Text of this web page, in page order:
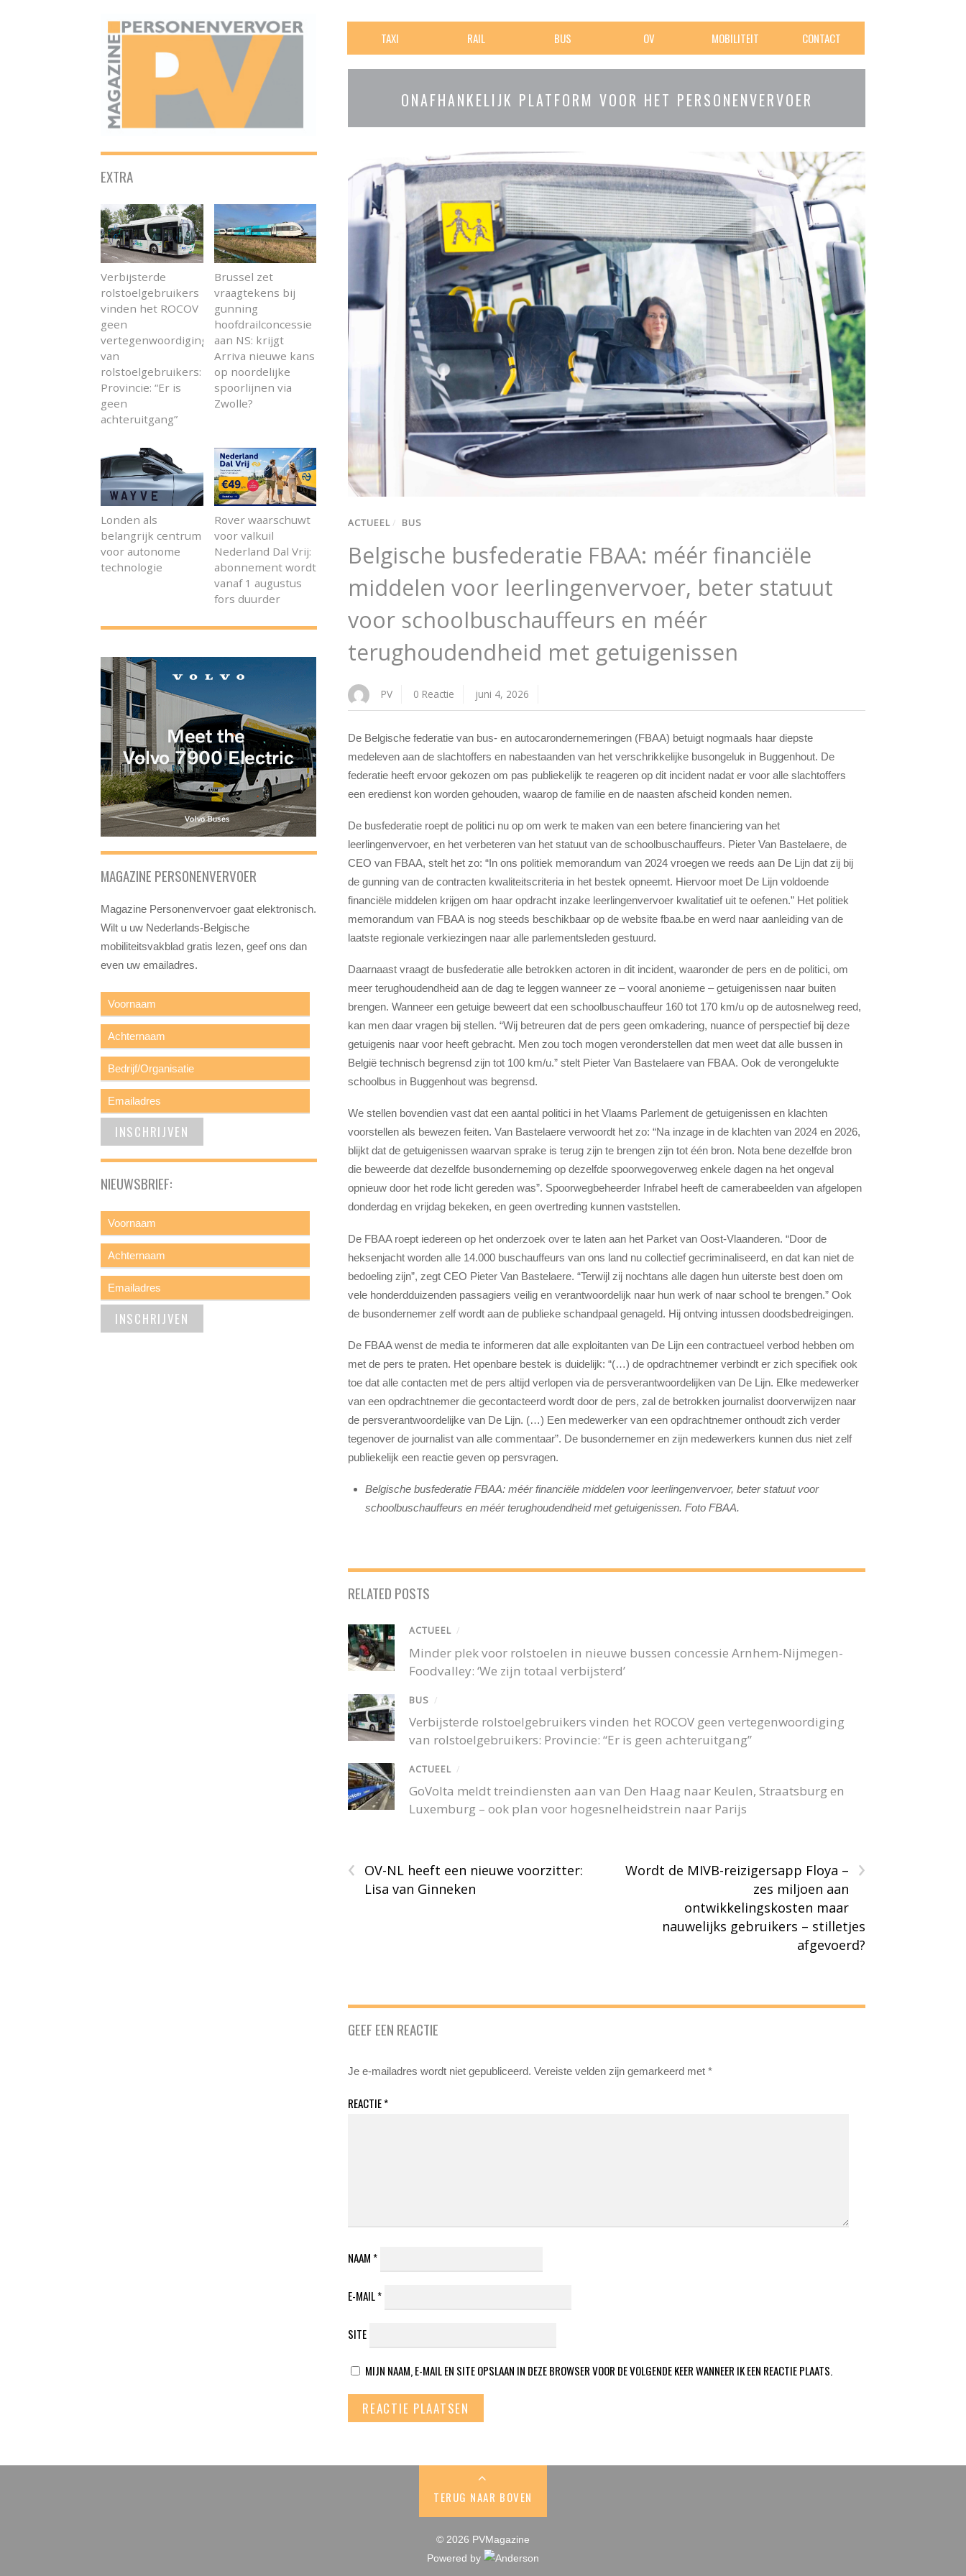
TAXI RAIL BUS OV MOBILITEIT CONTACT
ONAFHANKELIJK PLATFORM VOOR HET PERSONENVERVOER
ACTUEEL/ BUS
Belgische busfederatie FBAA: méér financiële
middelen voor leerlingenvervoer, beter statuut
voor schoolbuschauffeurs en méér
terughoudendheid met getuigenissen
PV 0 Reactie juni 4, 2026
De Belgische federatie van bus- en autocarondernemeringen (FBAA) betuigt nogmaals haar diepste
medeleven aan de slachtoffers en nabestaanden van het verschrikkelijke busongeluk in Buggenhout. De
federatie heeft ervoor gekozen om pas publiekelijk te reageren op dit incident nadat er voor alle slachtoffers
een eredienst kon worden gehouden, waarop de familie en de naasten afscheid konden nemen.
De busfederatie roept de politici nu op om werk te maken van een betere financiering van het
leerlingenvervoer, en het verbeteren van het statuut van de schoolbuschauffeurs. Pieter Van Bastelaere, de
CEO van FBAA, stelt het zo: “In ons politiek memorandum van 2024 vroegen we reeds aan De Lijn dat zij bij
de gunning van de contracten kwaliteitscriteria in het bestek opneemt. Hiervoor moet De Lijn voldoende
financiële middelen krijgen om haar opdracht inzake leerlingenvervoer kwalitatief uit te oefenen.” Het politiek
memorandum van FBAA is nog steeds beschikbaar op de website fbaa.be en werd naar aanleiding van de
laatste regionale verkiezingen naar alle parlementsleden gestuurd.
Daarnaast vraagt de busfederatie alle betrokken actoren in dit incident, waaronder de pers en de politici, om
meer terughoudendheid aan de dag te leggen wanneer ze – vooral anonieme – getuigenissen naar buiten
brengen. Wanneer een getuige beweert dat een schoolbuschauffeur 160 tot 170 km/u op de autosnelweg reed,
kan men daar vragen bij stellen. “Wij betreuren dat de pers geen omkadering, nuance of perspectief bij deze
getuigenis naar voor heeft gebracht. Men zou toch mogen veronderstellen dat men weet dat alle bussen in
België technisch begrensd zijn tot 100 km/u.” stelt Pieter Van Bastelaere van FBAA. Ook de verongelukte
schoolbus in Buggenhout was begrensd.
We stellen bovendien vast dat een aantal politici in het Vlaams Parlement de getuigenissen en klachten
voorstellen als bewezen feiten. Van Bastelaere verwoordt het zo: “Na inzage in de klachten van 2024 en 2026,
blijkt dat de getuigenissen waarvan sprake is terug zijn te brengen zijn tot één bron. Nota bene dezelfde bron
die beweerde dat dezelfde busonderneming op dezelfde spoorwegoverweg enkele dagen na het ongeval
opnieuw door het rode licht gereden was”. Spoorwegbeheerder Infrabel heeft de camerabeelden van afgelopen
donderdag en vrijdag bekeken, en geen overtreding kunnen vaststellen.
De FBAA roept iedereen op het onderzoek over te laten aan het Parket van Oost-Vlaanderen. “Door de
heksenjacht worden alle 14.000 buschauffeurs van ons land nu collectief gecriminaliseerd, en dat kan niet de
bedoeling zijn”, zegt CEO Pieter Van Bastelaere. “Terwijl zij nochtans alle dagen hun uiterste best doen om
vele honderdduizenden passagiers veilig en verantwoordelijk naar hun werk of naar school te brengen.” Ook
de busondernemer zelf wordt aan de publieke schandpaal genageld. Hij ontving intussen doodsbedreigingen.
De FBAA wenst de media te informeren dat alle exploitanten van De Lijn een contractueel verbod hebben om
met de pers te praten. Het openbare bestek is duidelijk: “(…) de opdrachtnemer verbindt er zich specifiek ook
toe dat alle contacten met de pers altijd verlopen via de persverantwoordelijken van De Lijn. Elke medewerker
van een opdrachtnemer die gecontacteerd wordt door de pers, zal de betrokken journalist doorverwijzen naar
de persverantwoordelijke van De Lijn. (…) Een medewerker van een opdrachtnemer onthoudt zich verder
tegenover de journalist van alle commentaar”. De busondernemer en zijn medewerkers kunnen dus niet zelf
publiekelijk een reactie geven op persvragen.
Belgische busfederatie FBAA: méér financiële middelen voor leerlingenvervoer, beter statuut voor
schoolbuschauffeurs en méér terughoudendheid met getuigenissen. Foto FBAA.
RELATED POSTS
ACTUEEL /
Minder plek voor rolstoelen in nieuwe bussen concessie Arnhem-Nijmegen-
Foodvalley: ‘We zijn totaal verbijsterd’
BUS /
Verbijsterde rolstoelgebruikers vinden het ROCOV geen vertegenwoordiging
van rolstoelgebruikers: Provincie: “Er is geen achteruitgang”
ACTUEEL /
GoVolta meldt treindiensten aan van Den Haag naar Keulen, Straatsburg en
Luxemburg – ook plan voor hogesnelheidstrein naar Parijs
‹
OV-NL heeft een nieuwe voorzitter:
Lisa van Ginneken
›
Wordt de MIVB-reizigersapp Floya –
zes miljoen aan
ontwikkelingskosten maar
nauwelijks gebruikers – stilletjes
afgevoerd?
GEEF EEN REACTIE
Je e-mailadres wordt niet gepubliceerd. Vereiste velden zijn gemarkeerd met*
REACTIE*
NAAM *
E-MAIL*
SITE
MIJN NAAM, E-MAIL EN SITE OPSLAAN IN DEZE BROWSER VOOR DE VOLGENDE KEER WANNEER IK EEN REACTIE PLAATS.
EXTRA
Verbijsterde
rolstoelgebruikers
vinden het ROCOV
geen
vertegenwoordiging
van
rolstoelgebruikers:
Provincie: “Er is
geen
achteruitgang”
Brussel zet
vraagtekens bij
gunning
hoofdrailconcessie
aan NS: krijgt
Arriva nieuwe kans
op noordelijke
spoorlijnen via
Zwolle?
Londen als
belangrijk centrum
voor autonome
technologie
Rover waarschuwt
voor valkuil
Nederland Dal Vrij:
abonnement wordt
vanaf 1 augustus
fors duurder
MAGAZINE PERSONENVERVOER
Magazine Personenvervoer gaat elektronisch.
Wilt u uw Nederlands-Belgische
mobiliteitsvakblad gratis lezen, geef ons dan
even uw emailadres.
NIEUWSBRIEF:
TERUG NAAR BOVEN
© 2026 PVMagazine
Powered by